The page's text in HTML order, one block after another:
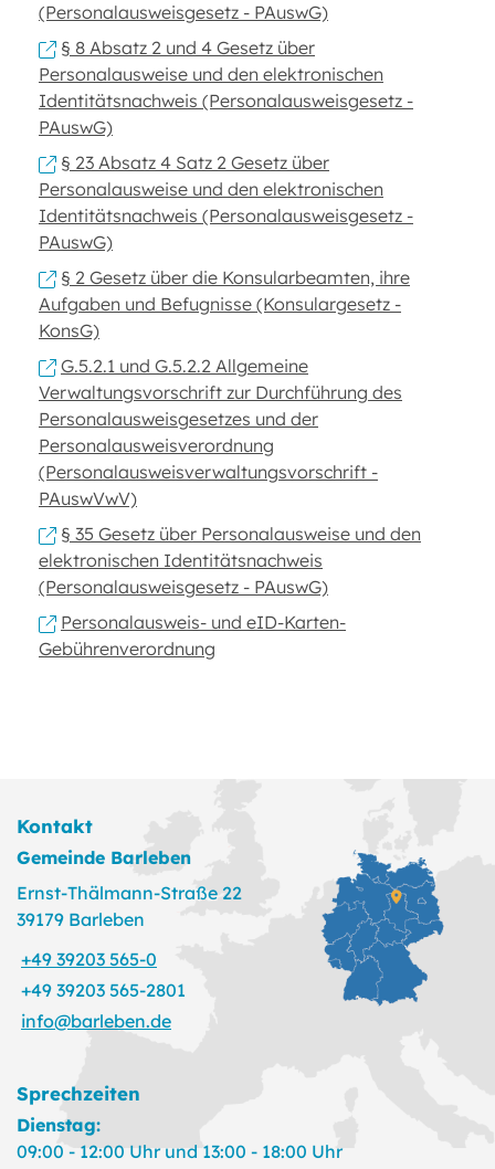
(Personalausweisgesetz - PAuswG)
§ 8 Absatz 2 und 4 Gesetz über
Personalausweise und den elektronischen
Identitätsnachweis (Personalausweisgesetz -
PAuswG)
§ 23 Absatz 4 Satz 2 Gesetz über
Personalausweise und den elektronischen
Identitätsnachweis (Personalausweisgesetz -
PAuswG)
§ 2 Gesetz über die Konsularbeamten, ihre
Aufgaben und Befugnisse (Konsulargesetz -
KonsG)
G.5.2.1 und G.5.2.2 Allgemeine
Verwaltungsvorschrift zur Durchführung des
Personalausweisgesetzes und der
Personalausweisverordnung
(Personalausweisverwaltungsvorschrift -
PAuswVwV)
§ 35 Gesetz über Personalausweise und den
elektronischen Identitätsnachweis
(Personalausweisgesetz - PAuswG)
Personalausweis- und eID-Karten-
Gebührenverordnung
Kontakt
Gemeinde Barleben
Ernst-Thälmann-Straße 22
39179 Barleben
+49 39203 565-0
+49 39203 565-2801
info@barleben.de
Sprechzeiten
Dienstag:
09:00 - 12:00 Uhr und 13:00 - 18:00 Uhr